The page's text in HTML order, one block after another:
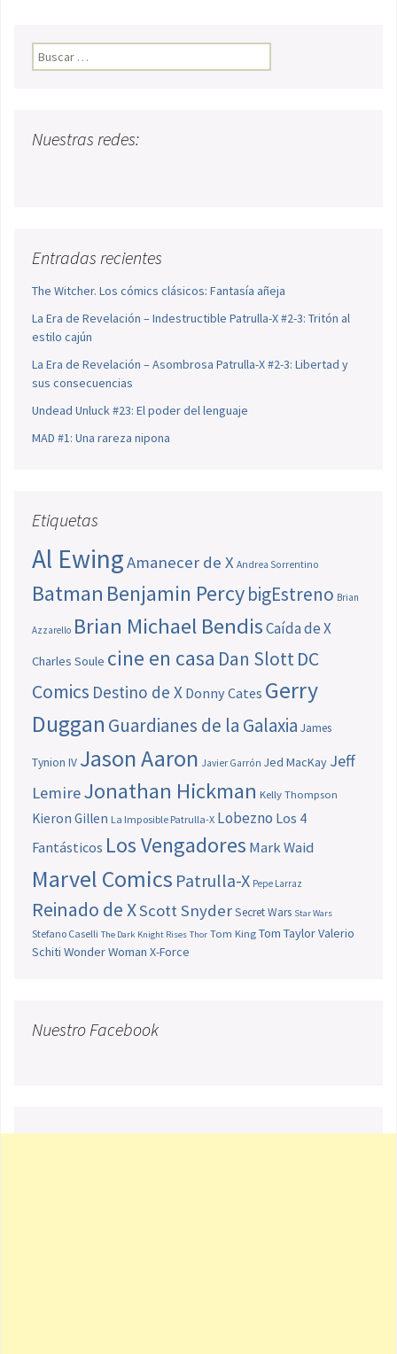
Buscar:
Nuestras redes:
Entradas recientes
The Witcher. Los cómics clásicos: Fantasía añeja
La Era de Revelación – Indestructible Patrulla-X #2-3: Tritón al
estilo cajún
La Era de Revelación – Asombrosa Patrulla-X #2-3: Libertad y
sus consecuencias
Undead Unluck #23: El poder del lenguaje
MAD #1: Una rareza nipona
Etiquetas
Al EwingAmanecer de X Andrea Sorrentino
Batman Benjamin PercybigEstreno Brian
Azzarello Brian Michael BendisCaída de X
Charles Soule cine en casa Dan SlottDC
Comics Destino de X Donny Cates Gerry
Duggan Guardianes de la Galaxia James
Tynion IV Jason Aaron Javier Garrón Jed MacKay Jeff
LemireJonathan Hickman Kelly Thompson
Kieron Gillen La Imposible Patrulla-X Lobezno Los 4
Fantásticos Los Vengadores Mark Waid
Marvel Comics Patrulla-X Pepe Larraz
Reinado de XScott SnyderSecret Wars Star Wars
Stefano Caselli The Dark Knight Rises Thor Tom King Tom TaylorValerio
Schiti Wonder Woman X-Force
Nuestro Facebook